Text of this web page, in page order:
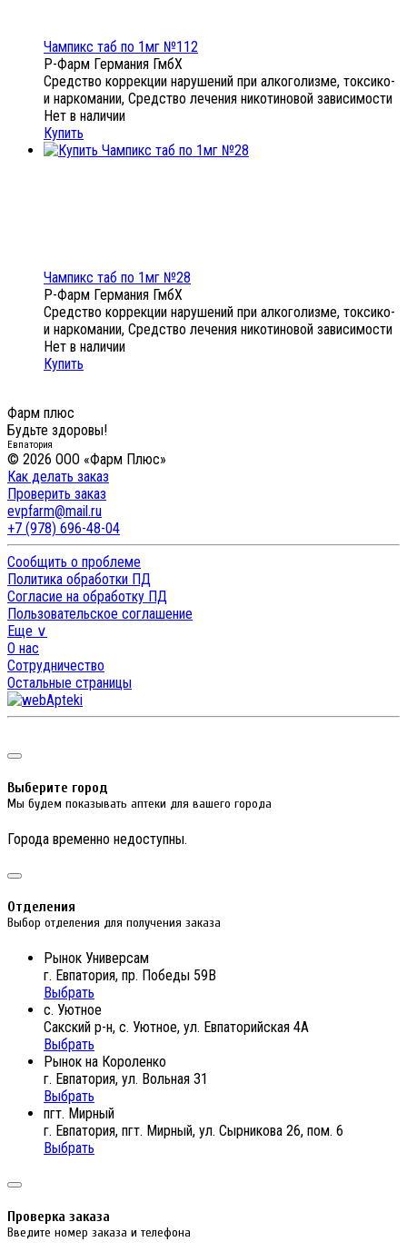
Чампикс таб по 1мг №112
Р-Фарм Германия ГмбХ
Средство коррекции нарушений при алкоголизме, токсико-
и наркомании, Средство лечения никотиновой зависимости
Нет в наличии
Купить
Чампикс таб по 1мг №28
Р-Фарм Германия ГмбХ
Средство коррекции нарушений при алкоголизме, токсико-
и наркомании, Средство лечения никотиновой зависимости
Нет в наличии
Купить
Фарм плюс
Будьте здоровы!
Евпатория
© 2026 ООО «Фарм Плюс»
Как делать заказ
Проверить заказ
evpfarm@mail.ru
+7 (978) 696-48-04
Сообщить о проблеме
Политика обработки ПД
Согласие на обработку ПД
Пользовательское соглашение
Еще ∨
О нас
Сотрудничество
Остальные страницы
Выберите город
Мы будем показывать аптеки для вашего города
Города временно недоступны.
Отделения
Выбор отделения для получения заказа
Рынок Универсам
г. Евпатория, пр. Победы 59В
Выбрать
с. Уютное
Сакский р-н, с. Уютное, ул. Евпаторийская 4А
Выбрать
Рынок на Короленко
г. Евпатория, ул. Вольная 31
Выбрать
пгт. Мирный
г. Евпатория, пгт. Мирный, ул. Сырникова 26, пом. 6
Выбрать
Проверка заказа
Введите номер заказа и телефона